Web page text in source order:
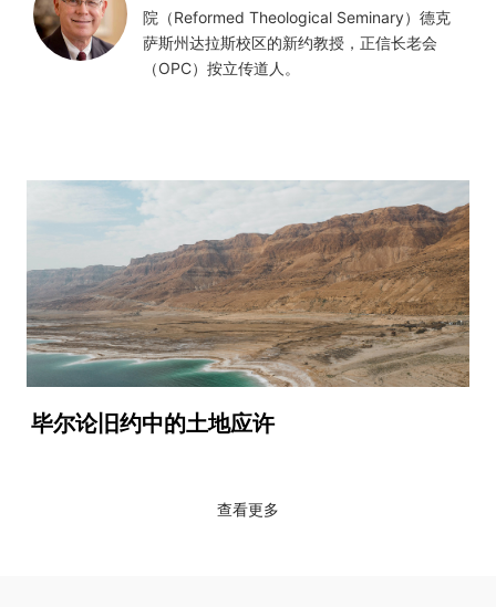
院（Reformed Theological Seminary）德克
萨斯州达拉斯校区的新约教授，正信长老会
（OPC）按立传道人。
毕尔论旧约中的土地应许
查看更多